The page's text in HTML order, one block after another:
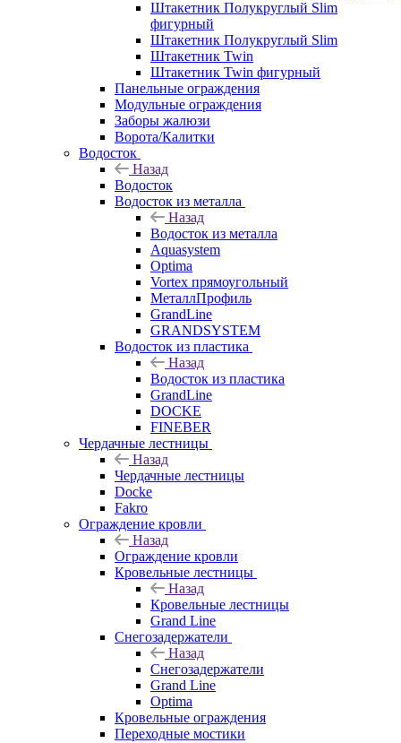
Штакетник Полукруглый Slim
фигурный
Штакетник Полукруглый Slim
Штакетник Twin
Штакетник Twin фигурный
Панельные ограждения
Модульные ограждения
Заборы жалюзи
Ворота/Калитки
Водосток
Назад
Водосток
Водосток из металла
Назад
Водосток из металла
Aquasystem
Optima
Vortex прямоугольный
МеталлПрофиль
GrandLine
GRANDSYSTEM
Водосток из пластика
Назад
Водосток из пластика
GrandLine
DOCKE
FINEBER
Чердачные лестницы
Назад
Чердачные лестницы
Docke
Fakro
Ограждение кровли
Назад
Ограждение кровли
Кровельные лестницы
Назад
Кровельные лестницы
Grand Line
Снегозадержатели
Назад
Снегозадержатели
Grand Line
Optima
Кровельные ограждения
Переходные мостики